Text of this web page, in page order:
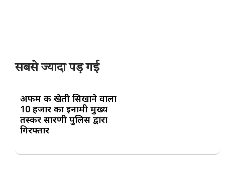
सबसे ज्यादा पड़ गई
अफीम की खेती सिखाने वाला
10 हजार का इनामी मुख्य
तस्कर सारणी पुलिस द्वारा
गिरफ्तार